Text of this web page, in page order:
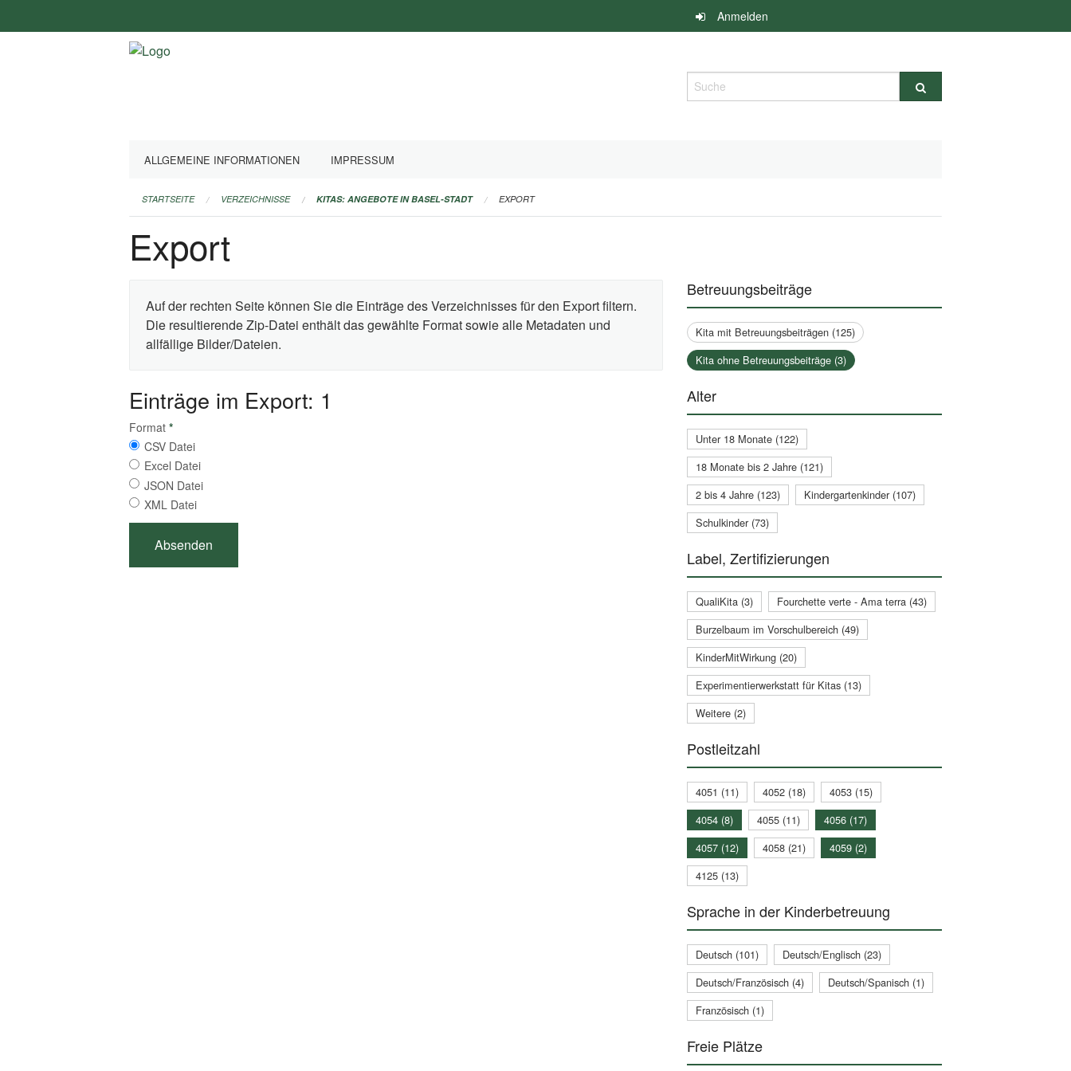
überspringen
Anmelden
Suche
ALLGEMEINE INFORMATIONEN IMPRESSUM
STARTSEITE VERZEICHNISSE KITAS: ANGEBOTE IN BASEL-STADT EXPORT
Export
Auf der rechten Seite können Sie die Einträge des Verzeichnisses für den Export filtern.
Die resultierende Zip-Datei enthält das gewählte Format sowie alle Metadaten und
allfällige Bilder/Dateien.
Einträge im Export: 1
Format *
CSV Datei
Excel Datei
JSON Datei
XML Datei
Betreuungsbeiträge
Kita mit Betreuungsbeiträgen (125)
Kita ohne Betreuungsbeiträge (3)
Alter
Unter 18 Monate (122)
18 Monate bis 2 Jahre (121)
2 bis 4 Jahre (123)
Kindergartenkinder (107)
Schulkinder (73)
Label, Zertifizierungen
QualiKita (3)
Fourchette verte - Ama terra (43)
Burzelbaum im Vorschulbereich (49)
KinderMitWirkung (20)
Experimentierwerkstatt für Kitas (13)
Weitere (2)
Postleitzahl
4051 (11) 4052 (18)
4053 (15)
4054 (8)
4055 (11)
4056 (17)
4057 (12)
4058 (21)
4059 (2)
4125 (13)
Sprache in der Kinderbetreuung
Deutsch (101)
Deutsch/Englisch (23)
Deutsch/Französisch (4)
Deutsch/Spanisch (1)
Französisch (1)
Freie Plätze